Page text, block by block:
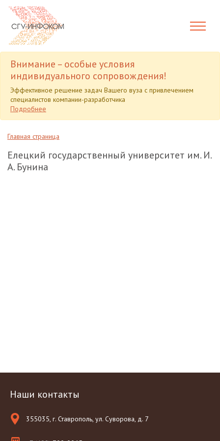
Внимание – особые условия
индивидуального сопровождения!
Эффективное решение задач Вашего вуза с привлечением
специалистов компании-разработчика
Подробнее
Главная страница
Елецкий государственный университет им. И.
А. Бунина
Наши контакты
355035, г. Ставрополь, ул. Суворова, д. 7